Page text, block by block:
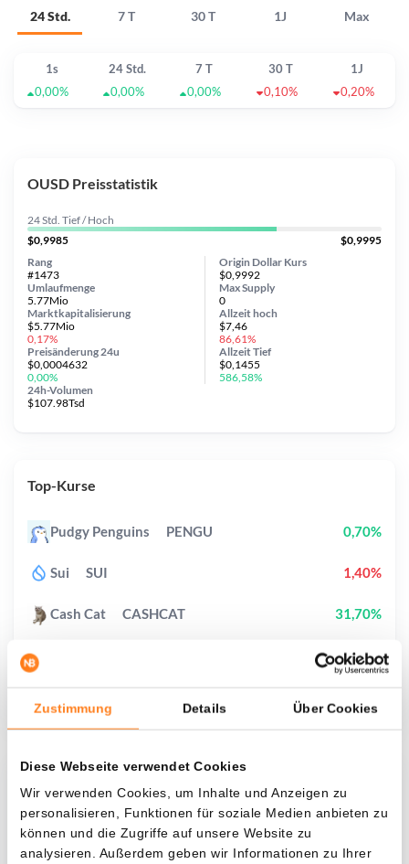
Zustimmung Details Über Cookies
Diese Webseite verwendet Cookies
Wir verwenden Cookies, um Inhalte und Anzeigen zu
personalisieren, Funktionen für soziale Medien anbieten zu
können und die Zugriffe auf unsere Website zu
analysieren. Außerdem geben wir Informationen zu Ihrer
24 Std. 7 T 30 T 1J Max
1s 24 Std. 7 T 30 T
1J
0,00%
0,00% 0,00% 0,10% 0,20%
Was, wenn ich...?
Zie hoeveel waarde je vandaag zou hebben als
je dollar-cost averaging had toegepast op
OUSD Preisstatistik
24 Std. Tief / Hoch
$0,9985
$0,9995
Origin Dollar Kurs
$0,9992
Umlaufmenge
5.77Mio
Preisänderung 24u
$0,0004632
0,00%
Max Supply
0
Marktkapitalisierung
$5.77Mio
0,17%
24h-Volumen
$107.98Tsd
Rang
#1473
Allzeithoch
$7,46
86,61%
AllzeitTief
$0,1455
586,58%
Top-Kurse
Pudgy Penguins PENGU 0,70%
Sui SUI 1,40%
Cash Cat CASHCAT 31,70%
1,10%